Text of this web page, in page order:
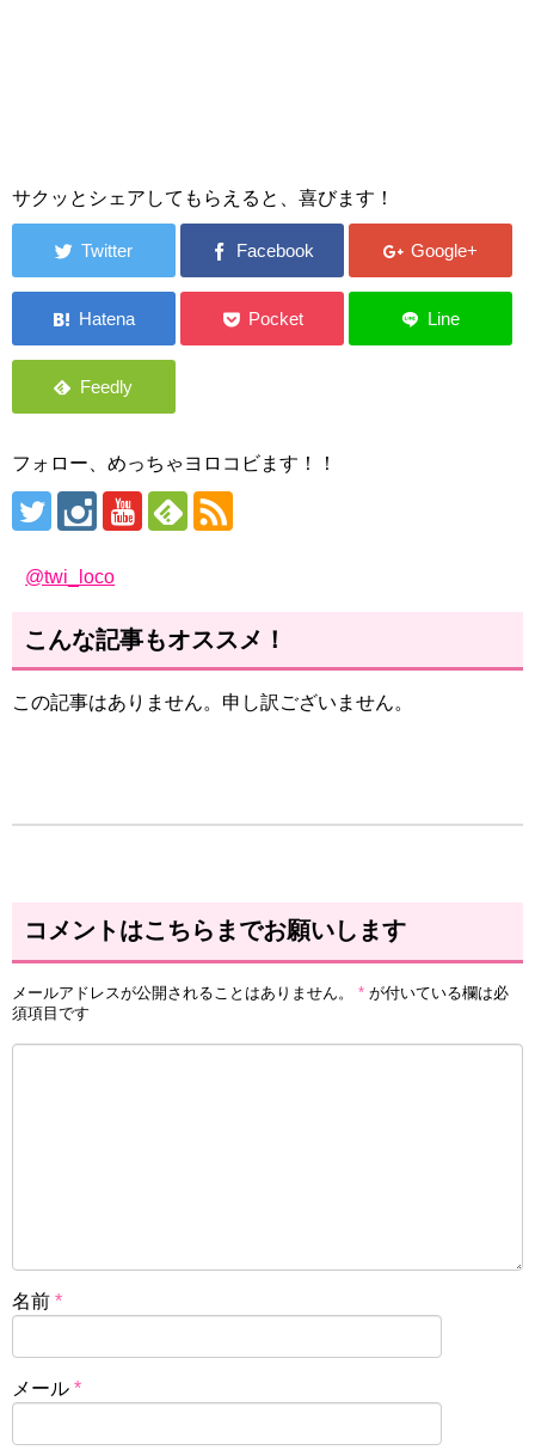
サクッとシェアしてもらえると、喜びます！
フォロー、めっちゃヨロコビます！！
@twi_loco
こんな記事もオススメ！
この記事はありません。申し訳ございません。
コメントはこちらまでお願いします
メールアドレスが公開されることはありません。 * が付いている欄は必
須項目です
名前 *
メール *